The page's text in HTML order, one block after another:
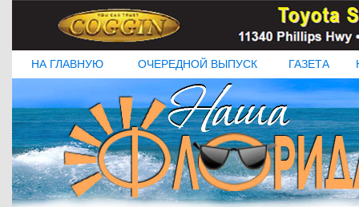
НА ГЛАВНУЮ ОЧЕРЕДНОЙ ВЫПУСК ГАЗЕТА